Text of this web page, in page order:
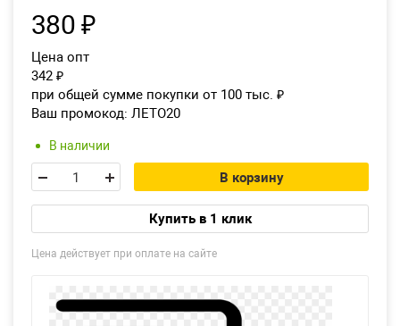
380 ₽
Цена опт
342 ₽
при общей сумме покупки от 100 тыс. ₽
Ваш промокод: ЛЕТО20
В наличии
В корзину
Купить в 1 клик
Цена действует при оплате на сайте